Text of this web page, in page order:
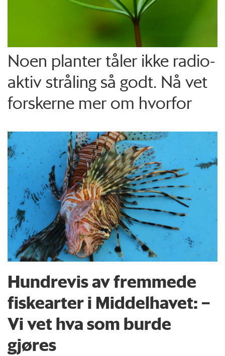
Noen planter tåler ikke radio­
aktiv stråling så godt. Nå vet
forskerne mer om hvorfor
Hundrevis av fremmede
fiskearter i Middelhavet: –
Vi vet hva som burde
gjøres